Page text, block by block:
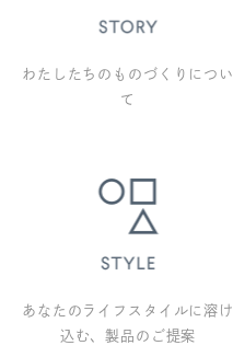
わたしたちのものづくりについ
て
あなたのライフスタイルに溶け
込む、製品のご提案